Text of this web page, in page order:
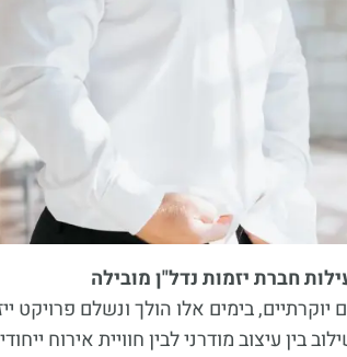
חברת יזמות נדל"ן מובילה
בימים אלו הולך ונשלם פרויקט
בין עיצוב מודרני לבין חוויית אירוח